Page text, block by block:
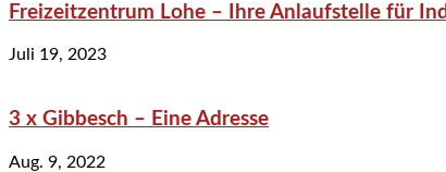
Freizeitzentrum Lohe – Ihre Anlaufstelle für
Juli 19, 2023
3 x Gibbesch – Eine Adresse
Aug. 9, 2022